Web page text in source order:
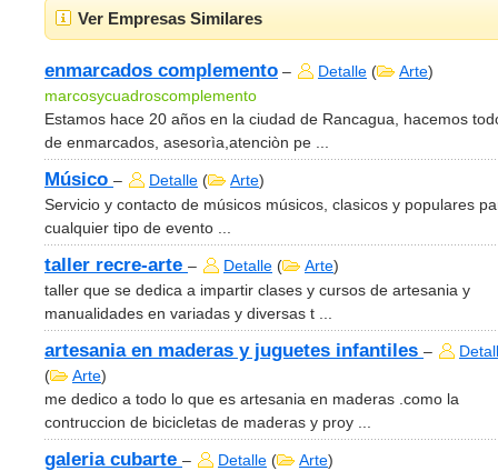
Ver Empresas Similares
enmarcados complemento – Detalle ( Arte)
marcosycuadroscomplemento
Estamos hace 20 años en la ciudad de Rancagua, hacemos
de enmarcados, asesorìa,atenciòn pe ...
Músico – Detalle ( Arte)
Servicio y contacto de músicos músicos, clasicos y populares
cualquier tipo de evento ...
taller recre-arte – Detalle ( Arte)
taller que se dedica a impartir clases y cursos de artesania y
manualidades en variadas y diversas t ...
artesania en maderas y juguetes infantiles –
(
Arte)
me dedico a todo lo que es artesania en maderas .como la
contruccion de bicicletas de maderas y proy ...
galeria cubarte – Detalle ( Arte)